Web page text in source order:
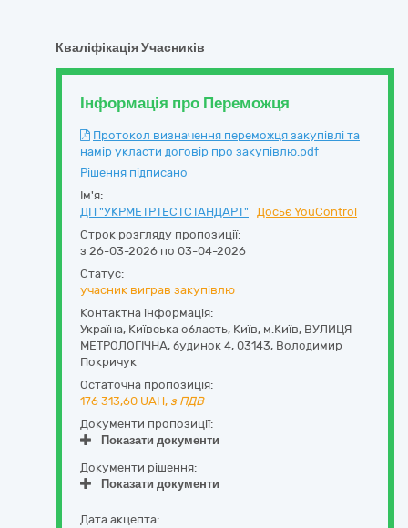
Кваліфікація Учасників
Інформація про Переможця
Протокол визначення переможця закупівлі та
намір укласти договір про закупівлю.pdf
Рішення підписано
Ім'я:
ДП "УКРМЕТРТЕСТСТАНДАРТ"
Досьє YouControl
Строк розгляду пропозиції:
з 26-03-2026 по 03-04-2026
Статус:
учасник виграв закупівлю
Контактна інформація:
Україна, Київська область, Київ, м.Київ, ВУЛИЦЯ
МЕТРОЛОГІЧНА, будинок 4, 03143, Володимир
Покричук
Остаточна пропозиція:
176 313,60 UAH, з ПДВ
Документи пропозиції:
Показати документи
Документи рішення:
Показати документи
Дата акцепта: